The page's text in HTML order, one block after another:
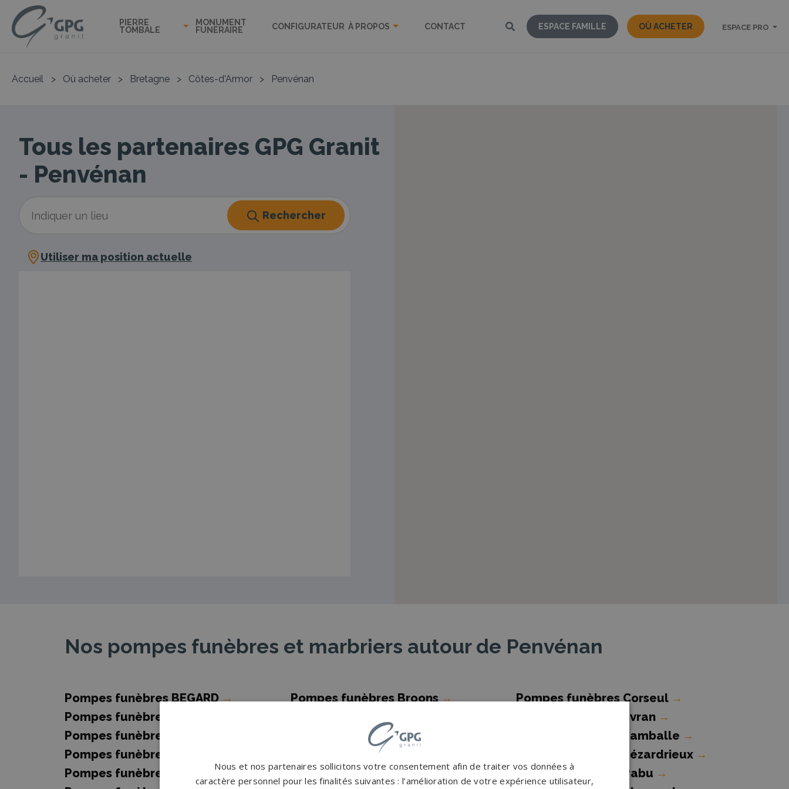
PIERRE
TOMBALE
MONUMENT
FUNÉRAIRE
CONFIGURATEUR À PROPOS CONTACT ESPACE FAMILLE OÙ ACHETER ESPACE PRO
Accueil > Où acheter > Bretagne > Côtes-d'Armor > Penvénan
Tous les partenaires GPG Granit
- Penvénan
Rechercher
Utiliser ma position actuelle
Nos pompes funèbres et marbriers autour de Penvénan
Pompes funèbres BEGARD→ Pompes funèbres Broons→ Pompes funèbres Corseul →
Pompes funèbres Dinan
Pompes funèbres Évran →
Pompes funèbres Fréhel
Pompes funèbres Guingamp Pompes funèbres Lamballe →
Pompes funèbres Lannion
Pompes funèbres Lanvallay Pompes funèbres Lézardrieux →
Pompes funèbres LOUARGAT → Pompes funèbres Merdrignac → Pompes funèbres Pabu →
Nous et nos partenaires sollicitons votre consentement afin de traiter vos données à
caractère personnel pour les finalités suivantes : l’amélioration de votre expérience utilisateur,